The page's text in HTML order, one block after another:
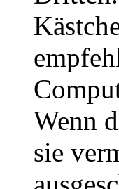
Wenn
sie